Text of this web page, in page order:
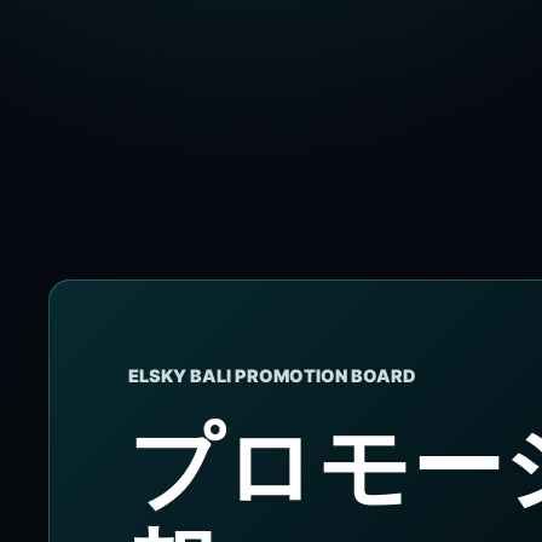
ELSKY BALI PROMOTION BOARD
プロモー